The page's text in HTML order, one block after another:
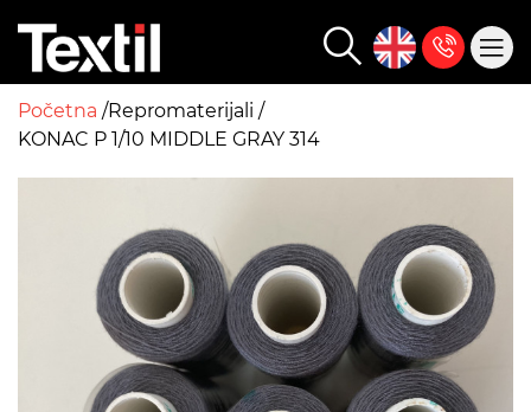
Početna Repromaterijali
KONAC P 1/10 MIDDLE GRAY 314